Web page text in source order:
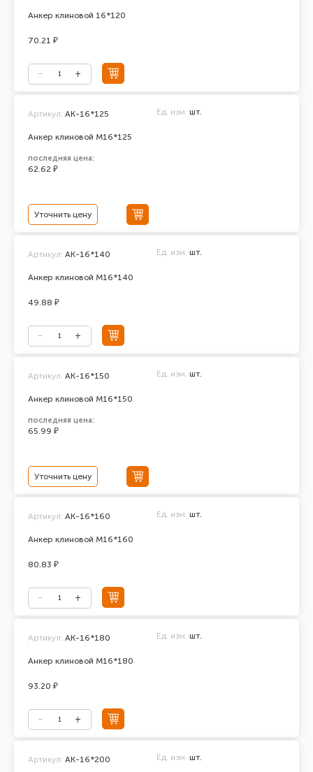
Анкер клиновой 16*120
70.21 ₽
Анкер клиновой М16*125
Артикул: AK-16*125 Ед. изм. шт.
последняя цена:
62.62 ₽
Уточнить цену
Анкер клиновой М16*140
Артикул: АК-16*140 Ед. изм. шт.
49.88 ₽
Анкер клиновой М16*150
Артикул: АК-16*150 Ед. изм. шт.
последняя цена:
65.99 ₽
Уточнить цену
Анкер клиновой М16*160
Артикул: АК-16*160 Ед. изм. шт.
80.83 ₽
Анкер клиновой М16*180
Артикул: АК-16*180 Ед. изм. шт.
93.20 ₽
Артикул: АК-16*200 Ед. изм. шт.